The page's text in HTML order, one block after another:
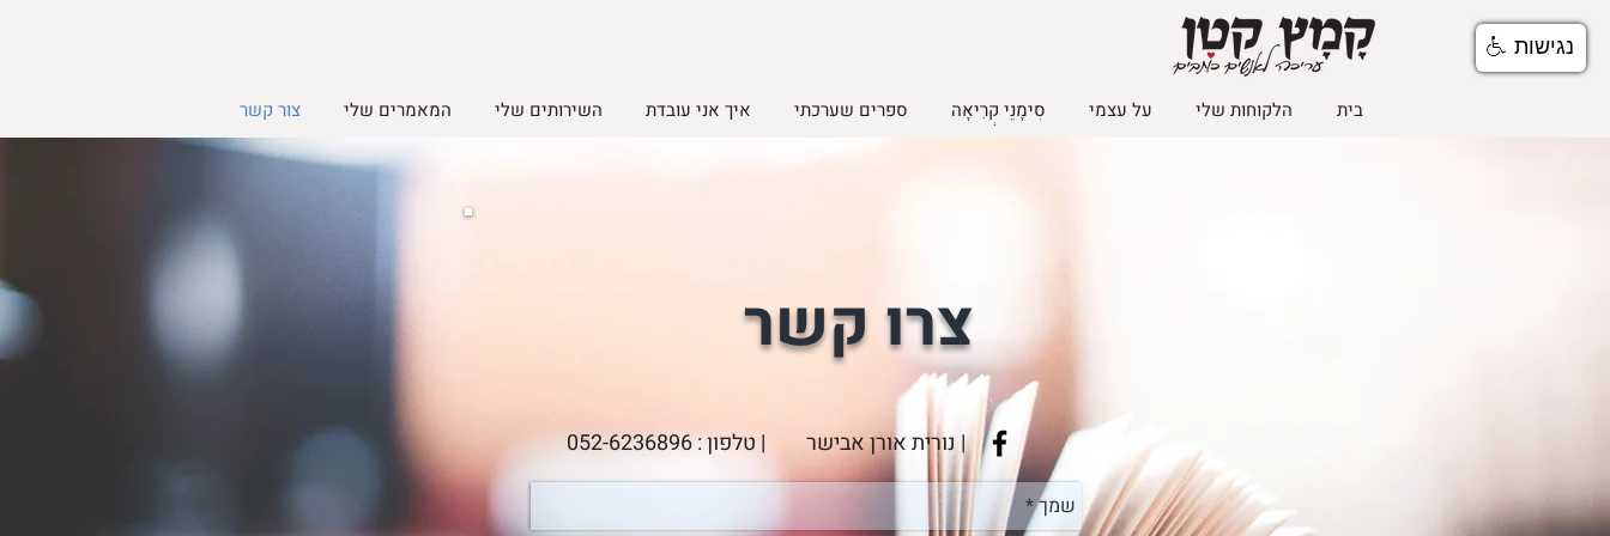
בית הלקוחות שלי על עצמי סִימָנֵי קְרִיאָה ספרים שערכתי איך אני עובדת השירותים שלי המאמרים שלי צור קשר
צרו קשר
| נורית אורן אבישר | טלפון :052-6236896
נגישות